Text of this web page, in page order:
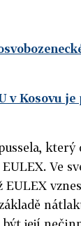
v Kosovu
Ve